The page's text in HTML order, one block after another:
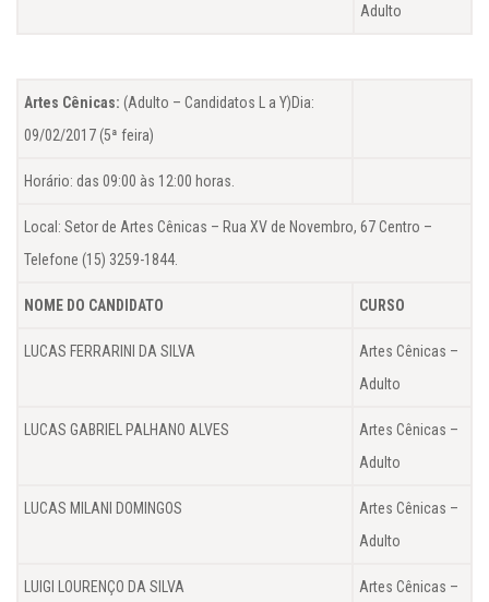
Adulto
Artes Cênicas: (Adulto – Candidatos L a Y)Dia:
09/02/2017 (5ª feira)
Horário: das 09:00 às 12:00 horas.
Local: Setor de Artes Cênicas – Rua XV de Novembro, 67 Centro –
Telefone (15) 3259-1844.
NOME DO CANDIDATO CURSO
LUCAS FERRARINI DA SILVA
Artes Cênicas –
Adulto
LUCAS GABRIEL PALHANO ALVES
Artes Cênicas –
Adulto
LUCAS MILANI DOMINGOS
Artes Cênicas –
Adulto
LUIGI LOURENÇO DA SILVA
Artes Cênicas –